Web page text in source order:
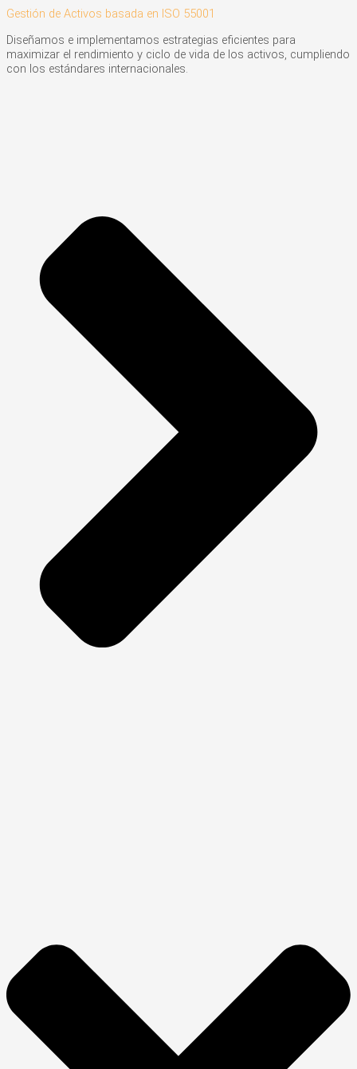
Gestión de Activos basada en ISO 55001
Diseñamos e implementamos estrategias eficientes para
maximizar el rendimiento y ciclo de vida de los activos, cumpliendo
con los estándares internacionales.